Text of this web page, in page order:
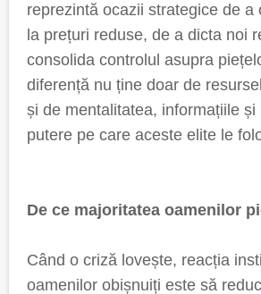
reprezintă ocazii strategice de a
la prețuri reduse, de a dicta noi
consolida controlul asupra
diferență nu ține doar de
și de mentalitatea, informațiile și
putere pe care aceste elite le
De ce majoritatea oamenilor
Când o criză lovește, reacția
oamenilor obișnuiți este să